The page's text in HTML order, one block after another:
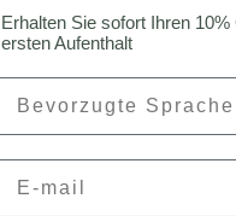
Erhalten Sie sofort Ihren
ersten Aufenthalt